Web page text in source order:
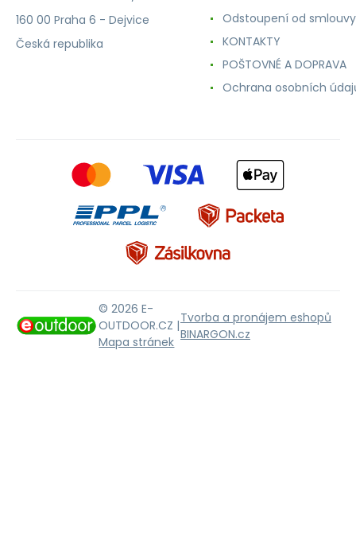
160 00 Praha 6 - Dejvice
Česká republika
Odstoupení od smlouvy
KONTAKTY
POŠTOVNÉ A DOPRAVA
Ochrana osobních
© 2026 E-
OUTDOOR.CZ |
Mapa stránek
Tvorba a pronájem eshopů
BINARGON.cz